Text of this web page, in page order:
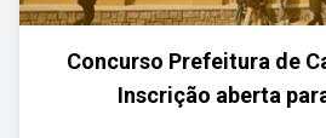
Concurso Prefeitura de
Inscrição aberta